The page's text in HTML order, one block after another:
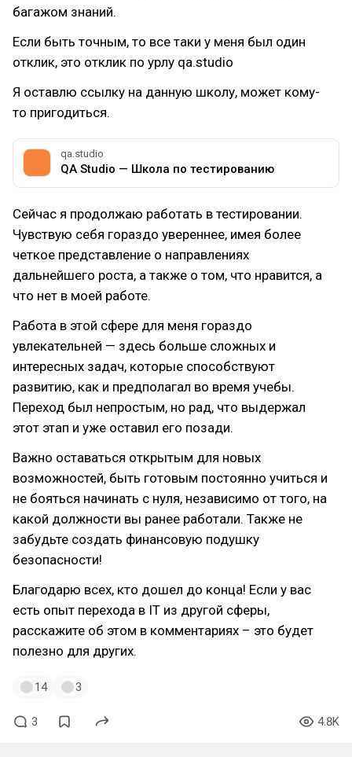
багажом знаний.
Если быть точным, то все таки у меня был один
отклик, это отклик по урлу qa.studio
Я оставлю ссылку на данную школу, может кому-
то пригодиться.
qa.studio
QA Studio — Школа по тестированию
Сейчас я продолжаю работать в тестировании.
Чувствую себя гораздо увереннее, имея более
четкое представление о направлениях
дальнейшего роста, а также о том, что нравится, а
что нет в моей работе.
Работа в этой сфере для меня гораздо
увлекательней — здесь больше сложных и
интересных задач, которые способствуют
развитию, как и предполагал во время учебы.
Переход был непростым, но рад, что выдержал
этот этап и уже оставил его позади.
Важно оставаться открытым для новых
возможностей, быть готовым постоянно учиться и
не бояться начинать с нуля, независимо от того, на
какой должности вы ранее работали. Также не
забудьте создать финансовую подушку
безопасности!
Благодарю всех, кто дошел до конца! Если у вас
есть опыт перехода в IT из другой сферы,
расскажите об этом в комментариях – это будет
полезно для других.
14 3
3 4.8K